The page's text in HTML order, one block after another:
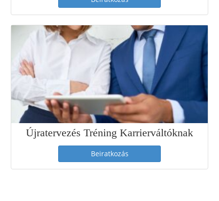
Újratervezés Tréning Karrierváltóknak
Beiratkozás